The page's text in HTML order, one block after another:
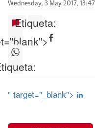
Wednesday, 3 May 2017, 13:47
Etiqueta:
" target="_blank">